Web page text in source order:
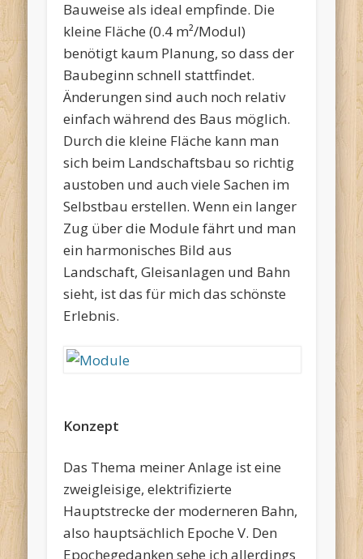
Bauweise als ideal empfinde. Die
kleine Fläche (0.4 m²/Modul)
benötigt kaum Planung, so dass der
Baubeginn schnell stattfindet.
Änderungen sind auch noch relativ
einfach während des Baus möglich.
Durch die kleine Fläche kann man
sich beim Landschaftsbau so richtig
austoben und auch viele Sachen im
Selbstbau erstellen. Wenn ein langer
Zug über die Module fährt und man
ein harmonisches Bild aus
Landschaft, Gleisanlagen und Bahn
sieht, ist das für mich das schönste
Erlebnis.
Konzept
Das Thema meiner Anlage ist eine
zweigleisige, elektrifizierte
Hauptstrecke der moderneren Bahn,
also hauptsächlich Epoche V. Den
Epochegedanken sehe ich allerdings